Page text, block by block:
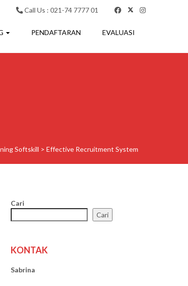
Call Us : 021-74 7777 01
PENDAFTARAN EVALUASI
Softskill > Effective Recruitment System
Cari
Cari
KONTAK
Sabrina